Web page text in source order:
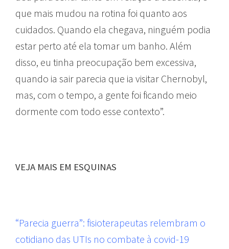
que mais mudou na rotina foi quanto aos
cuidados. Quando ela chegava, ninguém podia
estar perto até ela tomar um banho. Além
disso, eu tinha preocupação bem excessiva,
quando ia sair parecia que ia visitar Chernobyl,
mas, com o tempo, a gente foi ficando meio
dormente com todo esse contexto”.
VEJA MAIS EM ESQUINAS
“Parecia guerra”: fisioterapeutas relembram o
cotidiano das UTIs no combate à covid-19